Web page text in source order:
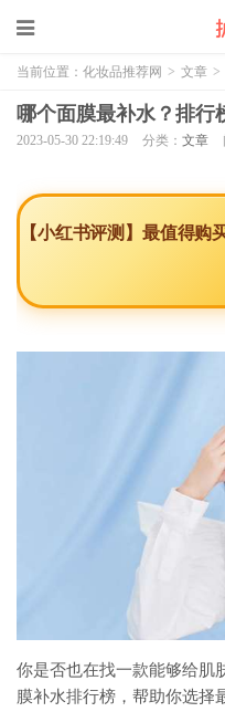
当前位置： 化妆品推荐网 > 文章 >
哪个面膜最补水？排行
2023-05-30 22:19:49 分类： 文章
【小红书评测】最值得购
你是否也在找一款能够给肌
膜补水排行榜，帮助你选择